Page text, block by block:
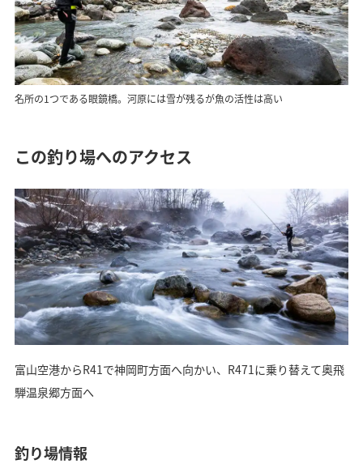
名所の1つである眼鏡橋。河原には雪が残るが魚の活性は高い
この釣り場へのアクセス
富山空港からR41で神岡町方面へ向かい、R471に乗り替えて奥飛
騨温泉郷方面へ
釣り場情報